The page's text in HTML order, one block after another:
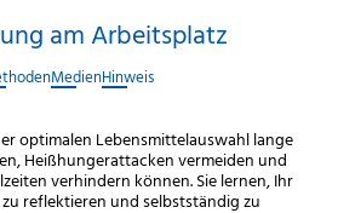
am Arbeitsplatz
MedienHinweis
optimalen Lebensmittelauswahl lange
Heißhungerattacken vermeiden und
verhindern können. Sie lernen, Ihr
reflektieren und selbstständig zu